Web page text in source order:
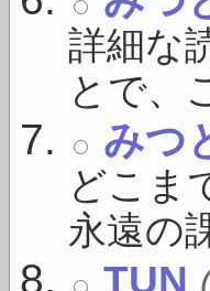
詳細な
とで、
みつ
どこま
永遠の
TUN